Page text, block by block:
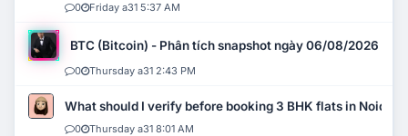
0 Friday a31 5:37 AM
BTC (Bitcoin) - Phân tích snapshot ngày 06/08/2026
0 Thursday a31 2:43 PM
What should I verify before booking 3 BHK flats in Noida?
0 Thursday a31 8:01 AM